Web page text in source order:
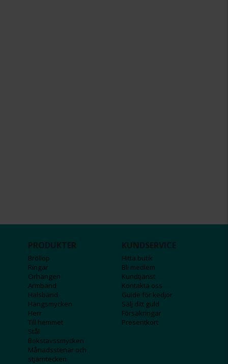
PRODUKTER
Bröllop
Ringar
Örhängen
Armband
Halsband
Hängsmycken
Herr
Till hemmet
Stål
Bokstavssmycken
Månadsstenar och
stjärntecken
KUNDSERVICE
Hitta butik
Bli medlem
Kundtjänst
Kontakta oss
Guide för kedjor
Sälj ditt guld
Försäkringar
Presentkort